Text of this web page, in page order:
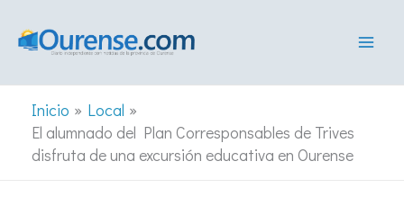
Inicio
Local
El alumnado del Plan Corresponsables de Trives
disfruta de una excursión educativa en Ourense